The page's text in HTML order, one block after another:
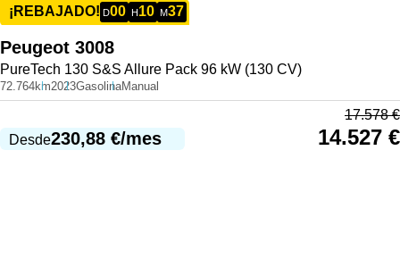
¡REBAJADO! D00 H10 M37
Peugeot 3008
PureTech 130 S&S Allure Pack 96 kW (130 CV)
72.764km2023GasolinaManual
Desde230,88 €/mes
17.578€
14.527 €